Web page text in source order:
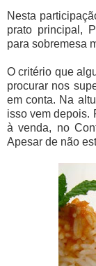
Nesta
prato principal,
para sobremesa
O critério que
procurar nos
em conta. Na
isso vem depois.
à venda, no
Apesar de não